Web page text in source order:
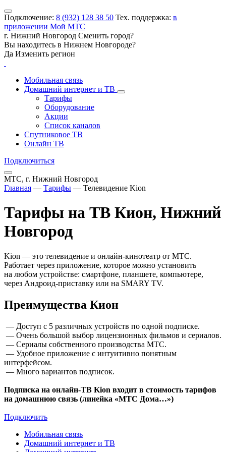
Подключение: 8 (932) 128 38 50 Тех. поддержка: в
приложении Мой МТС
г. Нижний Новгород Сменить город?
Вы находитесь в Нижнем Новгороде?
Да Изменить регион
Мобильная связь
Домашний интернет и ТВ
Тарифы
Оборудование
Акции
Список каналов
Спутниковое ТВ
Онлайн ТВ
Подключиться
МТС, г. Нижний Новгород
Главная — Тарифы — Телевидение Kion
Тарифы на ТВ Кион, Нижний
Новгород
Kion — это телевидение и онлайн-кинотеатр от МТС.
Работает через приложение, которое можно установить
на любом устройстве: смартфоне, планшете, компьютере,
через Андроид-приставку или на SMARY TV.
Преимущества Кион
— Доступ с 5 различных устройств по одной подписке.
— Очень большой выбор лицензионных фильмов и сериалов.
— Сериалы собственного производства МТС.
— Удобное приложение с интуитивно понятным
интерфейсом.
— Много вариантов подписок.
Подписка на онлайн-ТВ Kion входит в стоимость тарифов
на домашнюю связь (линейка «МТС Дома…»)
Подключить
Мобильная связь
Домашний интернет и ТВ